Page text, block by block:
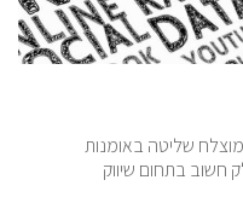
מוצלח שליטה באומנות
חשוב בתחום שיווק